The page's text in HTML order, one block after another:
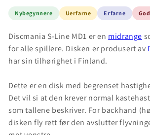
Nybegynnere Uerfarne Erfarne
Discmania S-Line MD1 er en midrange
for alle spillere. Disken er produsert av
har sin tilhørighet i Finland.
Dette er en disk med begrenset
Det vil si at den krever normal
som tallene beskriver. For backhand
disken fly rett før den avslutter